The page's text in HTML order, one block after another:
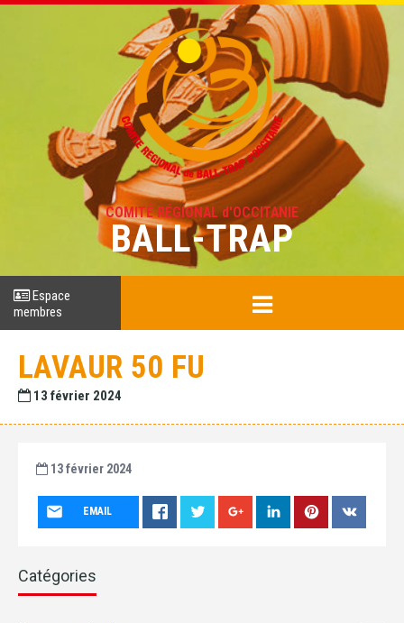
COMITÉ RÉGIONAL d'OCCITANIE
BALL-TRAP
Espace
membres
LAVAUR 50 FU
13 février 2024
13 février 2024
EMAIL
Catégories